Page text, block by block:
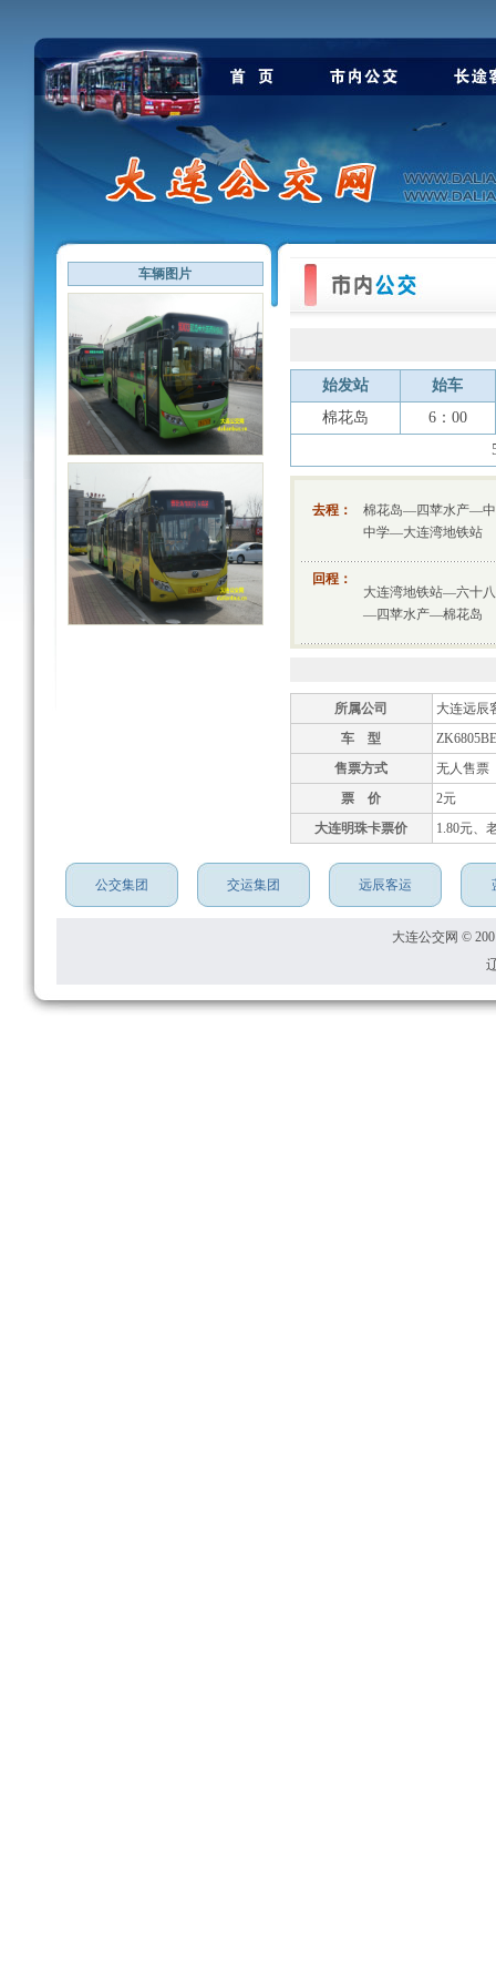
车辆图片
始发站
始车
棉花岛
6：00
去程：
棉花岛—四苹水产—
中学—大连湾地铁站
回程：
大连湾地铁站—六十
—四苹水产—棉花岛
所属公司
大连远辰
车 型
售票方式
无人售票
票 价
2元
大连明珠卡票价
1.80元、
公交集团 交运集团 远辰客运
大连公交网 ©